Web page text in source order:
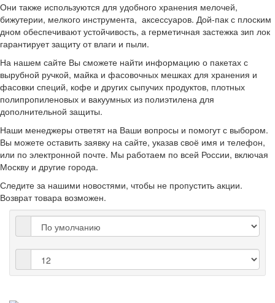
Они также используются для удобного хранения мелочей,
бижутерии, мелкого инструмента, аксессуаров. Дой-пак с плоским
дном обеспечивают устойчивость, а герметичная застежка зип лок
гарантирует защиту от влаги и пыли.
На нашем сайте Вы сможете найти информацию о пакетах с
вырубной ручкой, майка и фасовочных мешках для хранения и
фасовки специй, кофе и других сыпучих продуктов, плотных
полипропиленовых и вакуумных из полиэтилена для
дополнительной защиты.
Наши менеджеры ответят на Ваши вопросы и помогут с выбором.
Вы можете оставить заявку на сайте, указав своё имя и телефон,
или по электронной почте. Мы работаем по всей России, включая
Москву и другие города.
Следите за нашими новостями, чтобы не пропустить акции.
Возврат товара возможен.